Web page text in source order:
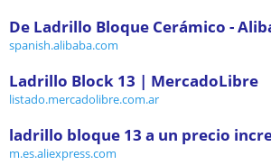
De Ladrillo Bloque Cerámico -
spanish.alibaba.com
Ladrillo Block 13 | MercadoLibre
listado.mercadolibre.com.ar
ladrillo bloque 13 a un precio
m.es.aliexpress.com